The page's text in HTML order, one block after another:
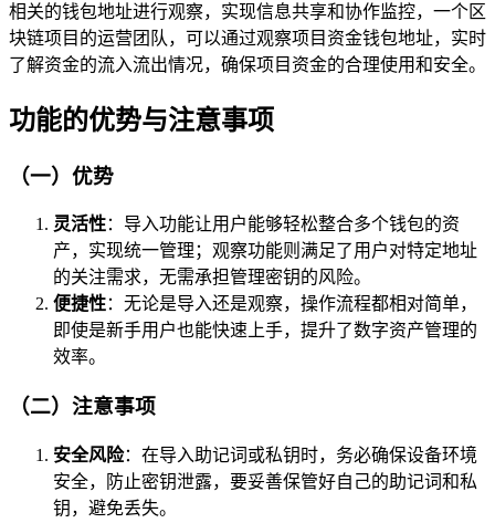
相关的钱包地址进行观察，实现信息共享和协作监控，一个区
块链项目的运营团队，可以通过观察项目资金钱包地址，实时
了解资金的流入流出情况，确保项目资金的合理使用和安全。
功能的优势与注意事项
（一）优势
灵活性：导入功能让用户能够轻松整合多个钱包的资
产，实现统一管理；观察功能则满足了用户对特定地址
的关注需求，无需承担管理密钥的风险。
便捷性：无论是导入还是观察，操作流程都相对简单，
即使是新手用户也能快速上手，提升了数字资产管理的
效率。
（二）注意事项
安全风险：在导入助记词或私钥时，务必确保设备环境
安全，防止密钥泄露，要妥善保管好自己的助记词和私
钥，避免丢失。